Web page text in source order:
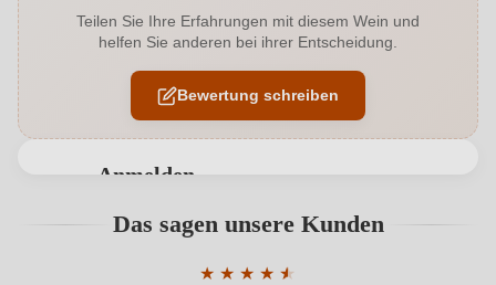
Allergene Enthält Sulfite
Ausbau Barrique
Teilen Sie Ihre Erfahrungen mit diesem Wein und
helfen Sie anderen bei ihrer Entscheidung.
Bewertung schreiben
Anmelden
Benutzern abgegeben werden. Bitte loggen Sie sich
Das sagen unsere Kunden
★ ★ ★ ★ ★
★